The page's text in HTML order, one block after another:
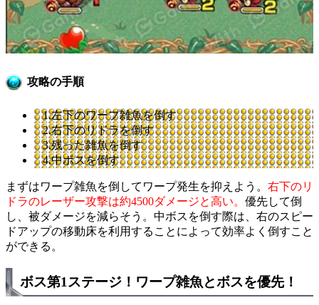
攻略の手順
1.左下のワープ雑魚を倒す
2.右下のリドラを倒す
3.残った雑魚を倒す
4.中ボスを倒す
まずはワープ雑魚を倒してワープ発生を抑えよう。 右下のリ
ドラのレーザー攻撃は約4500ダメージと高い。 優先して倒
し、被ダメージを減らそう。中ボスを倒す際は、右のスピー
ドアップの移動床を利用することによって効率よく倒すこと
ができる。
ボス第1ステージ！ワープ雑魚とボスを優先！